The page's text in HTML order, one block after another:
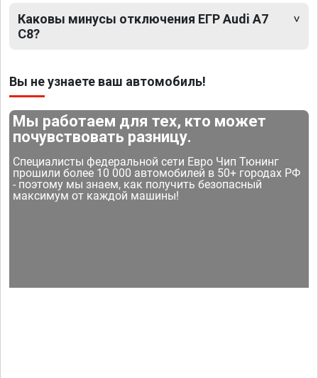
Каковы минусы отключения ЕГР Audi A7
C8?
Вы не узнаете ваш автомобиль!
Мы работаем для тех, кто может
почувствовать разницу.
Специалисты федеральной сети Евро Чип Тюнинг
прошили более 10 000 автомобилей в 50+ городах РФ
- поэтому мы знаем, как получить безопасный
максимум от каждой машины!